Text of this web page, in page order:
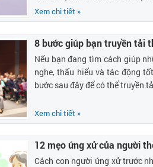
vẻ, tích cực hơn. Biết cách
giúp tâm trạng vui vẻ, phấn
Xem chi tiết »
8 bước giúp bạn truyền tải
Nếu bạn đang tìm cách giúp
nghe, thấu hiểu và tác động
bước sau đây để có thể truyền
Xem chi tiết »
12 mẹo ứng xử của người
Cách con người ứng xử trước